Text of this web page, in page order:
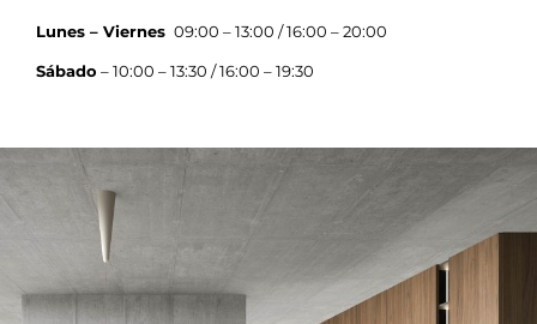
Lunes – Viernes 09:00 – 13:00 / 16:00 – 20:00
Sábado – 10:00 – 13:30 / 16:00 – 19:30